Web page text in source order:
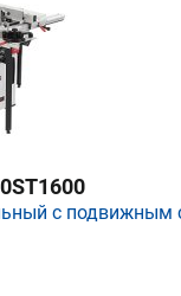
с подвижным